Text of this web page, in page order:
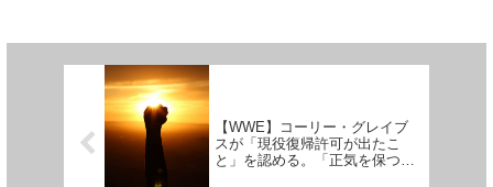
よれば、今週のDyna...
に腕を磨いてい...
【WWE】コーリー・グレイブ
スが「現役復帰許可が出たこ
と」を認める。「正気を保つた